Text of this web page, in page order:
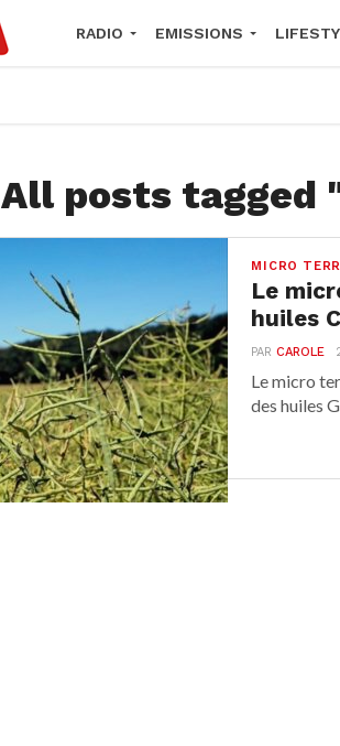
RADIO EMISSIONS
All posts tagged
MICRO
Le
huiles
PARCAROLE
Le micro
des huiles